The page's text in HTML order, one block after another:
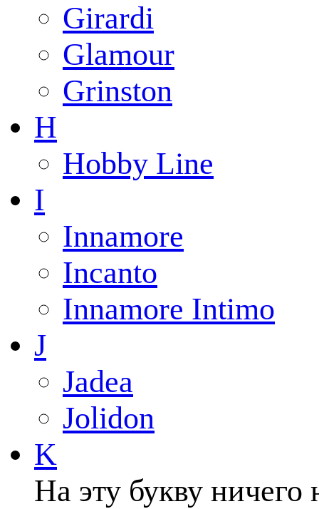
Girardi
Glamour
Grinston
H
Hobby Line
I
Innamore
Incanto
Innamore Intimo
J
Jadea
Jolidon
K
На эту букву ничего